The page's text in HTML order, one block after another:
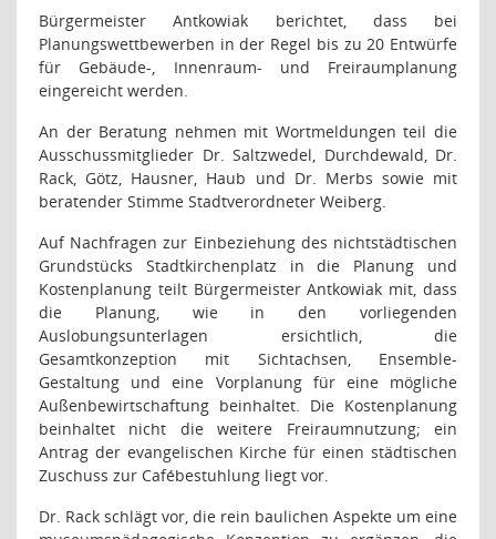
Bürgermeister Antkowiak berichtet, dass bei
Planungswettbewerben in der Regel bis zu 20 Entwürfe
für Gebäude-, Innenraum- und Freiraumplanung
eingereicht werden.
An der Beratung nehmen mit Wortmeldungen teil die
Ausschussmitglieder Dr. Saltzwedel, Durchdewald, Dr.
Rack, Götz, Hausner, Haub und Dr. Merbs sowie mit
beratender Stimme Stadtverordneter Weiberg.
Auf Nachfragen zur Einbeziehung des nichtstädtischen
Grundstücks Stadtkirchenplatz in die Planung und
Kostenplanung teilt Bürgermeister Antkowiak mit, dass
die Planung, wie in den vorliegenden
Auslobungsunterlagen ersichtlich, die
Gesamtkonzeption mit Sichtachsen, Ensemble-
Gestaltung und eine Vorplanung für eine mögliche
Außenbewirtschaftung beinhaltet. Die Kostenplanung
beinhaltet nicht die weitere Freiraumnutzung; ein
Antrag der evangelischen Kirche für einen städtischen
Zuschuss zur Cafébestuhlung liegt vor.
Dr. Rack schlägt vor, die rein baulichen Aspekte um eine